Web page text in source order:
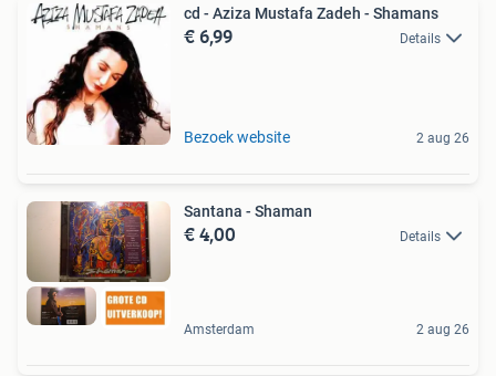
cd - Aziza Mustafa Zadeh - Shamans
€ 6,99 Details
Bezoek website 2 aug 26
Santana - Shaman
€ 4,00 Details
Amsterdam 2 aug 26